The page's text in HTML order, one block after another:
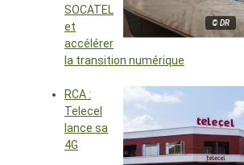
© DR
SOCATEL
et
accélérer
la transition numérique
RCA :
Telecel
lance sa
4G